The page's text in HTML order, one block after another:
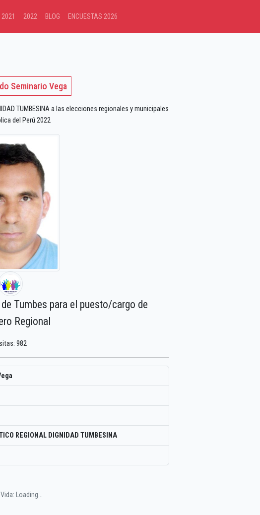
2021 2022 BLOG ENCUESTAS 2026
Seminario Vega
TUMBESINA a las elecciones regionales y municipales
del Perú 2022
Tumbes para el puesto/cargo de
Regional
982
REGIONAL DIGNIDAD TUMBESINA
Loading...